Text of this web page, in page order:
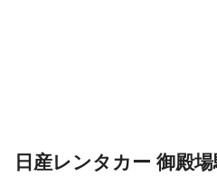
日産レンタカー 御殿